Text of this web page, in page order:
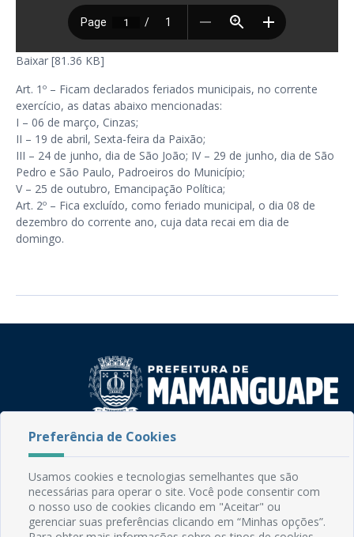
Baixar [81.36 KB]
Art. 1º – Ficam declarados feriados municipais, no corrente
exercício, as datas abaixo mencionadas:
I – 06 de março, Cinzas;
II – 19 de abril, Sexta-feira da Paixão;
III – 24 de junho, dia de São João; IV – 29 de junho, dia de São
Pedro e São Paulo, Padroeiros do Município;
V – 25 de outubro, Emancipação Política;
Art. 2º – Fica excluído, como feriado municipal, o dia 08 de
dezembro do corrente ano, cuja data recai em dia de
domingo.
Rua do Imperador, 78, Centro
CEP: 58.280-000 - Mamanguape/PB
Fone: (83) 3292-2246
Email: comunicacao@mamanguape.pb.gov.br
Expediente: Segunda à Sexta, das 08h às 13h
Preferência de Cookies
Usamos cookies e tecnologias semelhantes que são
necessárias para operar o site. Você pode consentir com
o nosso uso de cookies clicando em "Aceitar" ou
gerenciar suas preferências clicando em “Minhas opções”.